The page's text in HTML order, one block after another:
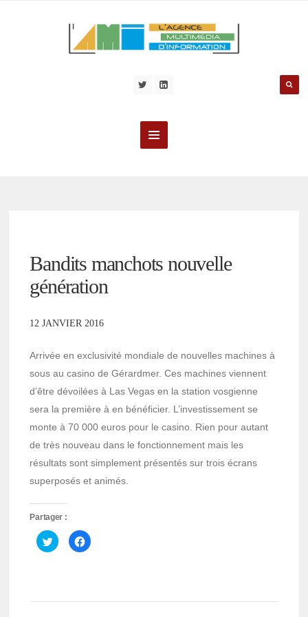
Bandits manchots nouvelle
génération
12 JANVIER 2016
Arrivée en exclusivité mondiale de nouvelles machines à
sous au casino de Gérardmer. Ces machines viennent
d’être dévoilées à Las Vegas en la station vosgienne
sera la première à en bénéficier. L’investissement se
monte à 70 000 euros pour le casino. Rien pour autant
de très nouveau dans le fonctionnement mais les
résultats sont simplement présentés sur trois écrans
superposés et animés.
Partager :
Cliquez
pour
partager
Cliquez
pour